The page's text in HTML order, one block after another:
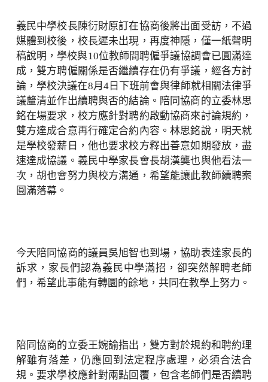
義民中學校長陳衍財原訂在協商後將出面受訪，不過
媒體到校後，校長遲未出現，再度神隱，僅一紙聲明
稿說明，學校與10位教師間聘僱爭議協調會已圓滿達
成，雙方聘僱關係是否繼續存在仍有爭議，經各方討
論，學校決議在8月4日下班前會與律師就相關法律爭
議釐清並作出續聘與否的結論。陪同協商的立委林思
銘在場要求，校方應針對聘約啟動協商來討論規約，
雙方達成合意再行確定合約內容。林思銘說，明天就
是學校發薪日，他也要求校方釋出善意如期發放，盡
速達成協議。義民中學家長會長胡漢龑也與他看法一
次，胡也會努力與校方溝通，希望能讓此教師續聘案
圓滿落幕。
今天陪同協商的議員吳旭智也到場，協助表達家長的
訴求，家長們認為義民中學滿招，卻突然解聘老師
們，希望此事能有轉圜的餘地，共同在教學上努力。
陪同協商的立委王婉諭指出，雙方對於規約和聘約理
解雖有落差，仍應回到法定程序處理，必須合法合
規。要求學校應針對兩點回覆，包含老師們是否續聘